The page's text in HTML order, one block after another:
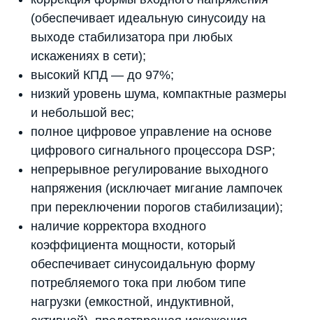
(обеспечивает идеальную синусоиду на
выходе стабилизатора при любых
искажениях в сети);
высокий КПД — до 97%;
низкий уровень шума, компактные размеры
и небольшой вес;
полное цифровое управление на основе
цифрового сигнального процессора DSP;
непрерывное регулирование выходного
напряжения (исключает мигание лампочек
при переключении порогов стабилизации);
наличие корректора входного
коэффициента мощности, который
обеспечивает синусоидальную форму
потребляемого тока при любом типе
нагрузки (емкостной, индуктивной,